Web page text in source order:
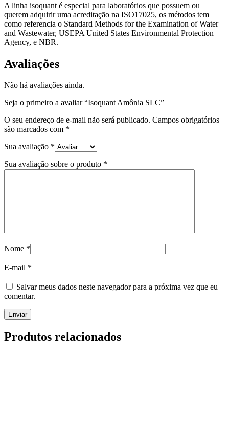
A linha isoquant é especial para laboratórios que possuem ou
querem adquirir uma acreditação na ISO17025, os métodos tem
como referencia o Standard Methods for the Examination of Water
and Wastewater, USEPA United States Environmental Protection
Agency, e NBR.
Avaliações
Não há avaliações ainda.
Seja o primeiro a avaliar “Isoquant Amônia SLC”
O seu endereço de e-mail não será publicado. Campos obrigatórios
são marcados com *
Sua avaliação *
Sua avaliação sobre o produto *
Nome *
E-mail *
Salvar meus dados neste navegador para a próxima vez que eu
comentar.
Produtos relacionados